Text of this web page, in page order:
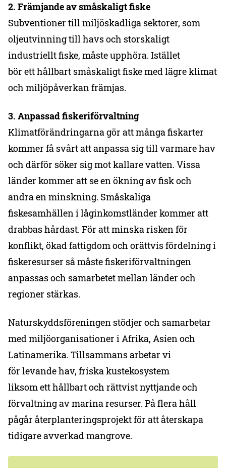
2. Främjande av småskaligt fiske
Subventioner till miljöskadliga sektorer, som
oljeutvinning till havs och storskaligt
industriellt fiske, måste upphöra. Istället
bör ett hållbart småskaligt fiske med lägre klimat
och miljöpåverkan främjas.
3. Anpassad fiskeriförvaltning
Klimatförändringarna gör att många fiskarter
kommer få svårt att anpassa sig till varmare hav
och därför söker sig mot kallare vatten. Vissa
länder kommer att se en ökning av fisk och
andra en minskning. Småskaliga
fiskesamhällen i låginkomstländer kommer att
drabbas hårdast. För att minska risken för
konflikt, ökad fattigdom och orättvis fördelning i
fiskeresurser så måste fiskeriförvaltningen
anpassas och samarbetet mellan länder och
regioner stärkas.
Naturskyddsföreningen stödjer och samarbetar
med miljöorganisationer i Afrika, Asien och
Latinamerika. Tillsammans arbetar vi
för levande hav, friska kustekosystem
liksom ett hållbart och rättvist nyttjande och
förvaltning av marina resurser. På flera håll
pågår återplanteringsprojekt för att återskapa
tidigare avverkad mangrove.